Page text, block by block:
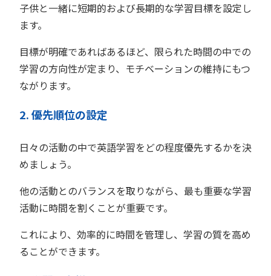
子供と一緒に短期的および長期的な学習目標を設定し
ます。
目標が明確であればあるほど、限られた時間の中での
学習の方向性が定まり、モチベーションの維持にもつ
ながります。
2. 優先順位の設定
日々の活動の中で英語学習をどの程度優先するかを決
めましょう。
他の活動とのバランスを取りながら、最も重要な学習
活動に時間を割くことが重要です。
これにより、効率的に時間を管理し、学習の質を高め
ることができます。